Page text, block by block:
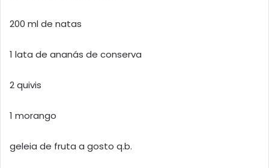
200 ml de natas
1 lata de ananás de conserva
2 quivis
1 morango
geleia de fruta a gosto q.b.